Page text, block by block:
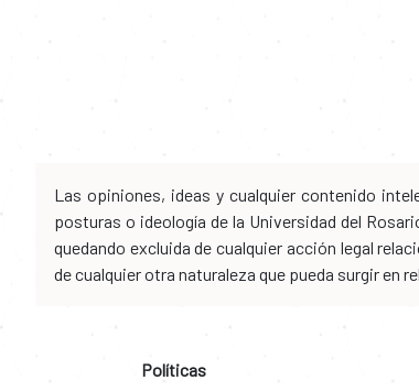
Las opiniones, ideas y cualquier contenido
posturas o ideología de la Universidad del
quedando excluida de cualquier acción legal
de cualquier otra naturaleza que pueda surgir en
Políticas